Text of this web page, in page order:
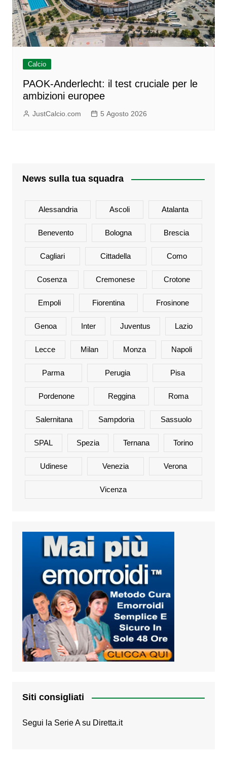
Calcio
PAOK-Anderlecht: il test cruciale per le
ambizioni europee
JustCalcio.com 5 Agosto 2026
News sulla tua squadra
Alessandria Ascoli Atalanta
Benevento Bologna Brescia
Cagliari Cittadella Como
Cosenza Cremonese Crotone
Empoli Fiorentina Frosinone
Genoa Inter Juventus Lazio
Lecce Milan Monza Napoli
Parma Perugia Pisa
Pordenone Reggina Roma
Salernitana Sampdoria Sassuolo
SPAL Spezia Ternana Torino
Udinese Venezia Verona
Vicenza
Siti consigliati
Segui la Serie A su Diretta.it